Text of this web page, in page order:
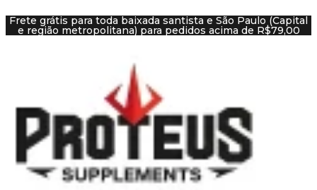
para
o
Frete grátis para toda baixada santista e São Paulo (Capital
e região metropolitana) para pedidos acima de R$79,00